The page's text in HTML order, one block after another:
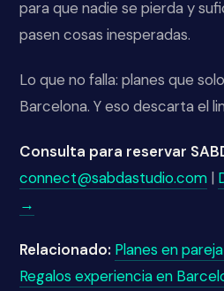
para que nadie se pierda y
pasen cosas inesperadas.
Lo que no falla: planes que
Barcelona. Y eso descarta el
Consulta para reservar
connect@sabdastudio.com |
→
Relacionado: Planes en
Regalos experiencia en